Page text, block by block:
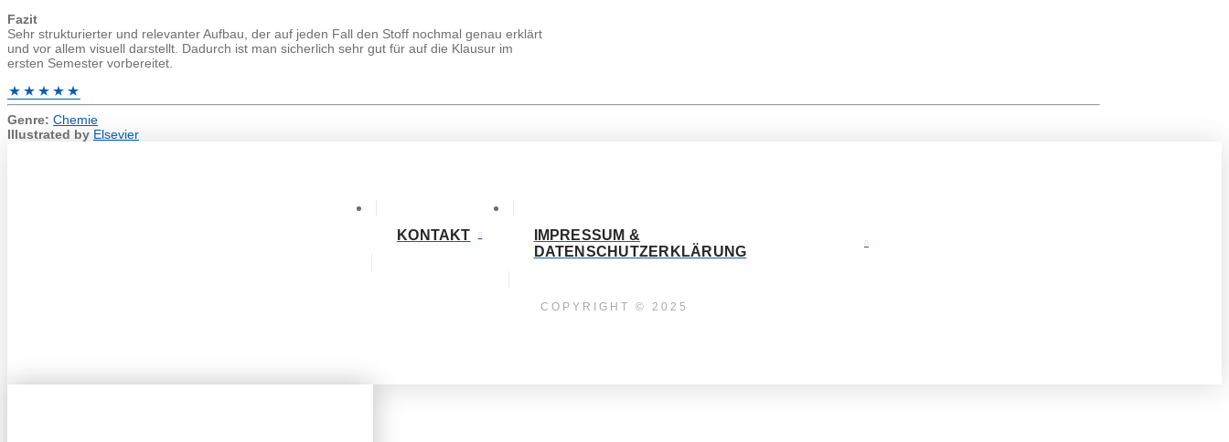
Fazit
Sehr strukturierter und relevanter Aufbau, der auf jeden Fall den Stoff nochmal genau erklärt
und vor allem visuell darstellt. Dadurch ist man sicherlich sehr gut für auf die Klausur im
ersten Semester vorbereitet.
Genre: Chemie
Illustrated by Elsevier
KONTAKT
IMPRESSUM &
DATENSCHUTZERKLÄRUNG
COPYRIGHT © 2025